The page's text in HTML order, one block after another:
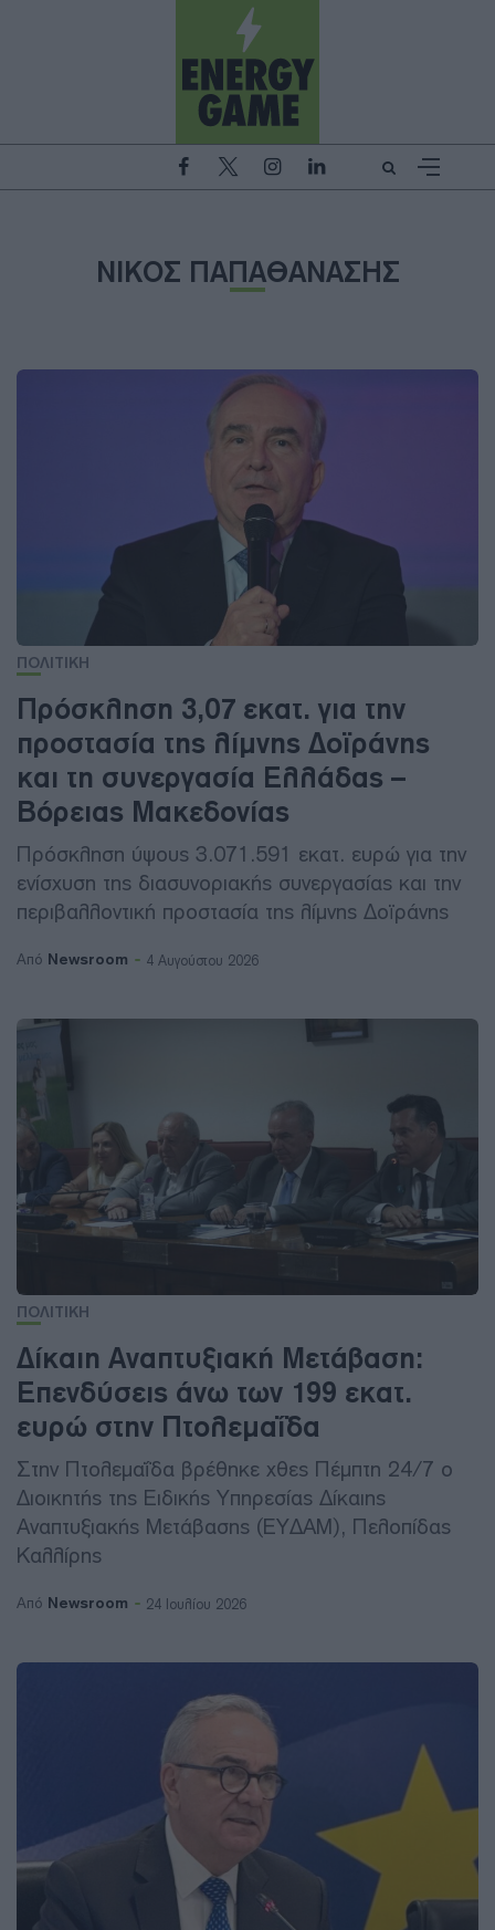
ΝΙΚΟΣ ΠΑΠΑΘΑΝΑΣΗΣ
ΠΟΛΙΤΙΚΗ
Πρόσκληση 3,07 εκατ. για την
προστασία της λίμνης Δοϊράνης
και τη συνεργασία Ελλάδας –
Βόρειας Μακεδονίας
Πρόσκληση ύψους 3.071.591 εκατ. ευρώ για την
ενίσχυση της διασυνοριακής συνεργασίας και την
περιβαλλοντική προστασία της λίμνης Δοϊράνης
Από Newsroom 4 Αυγούστου 2026
ΠΟΛΙΤΙΚΗ
Δίκαιη Αναπτυξιακή Μετάβαση:
Επενδύσεις άνω των 199 εκατ.
ευρώ στην Πτολεμαΐδα
Στην Πτολεμαΐδα βρέθηκε χθες Πέμπτη 24/7 ο
Διοικητής της Ειδικής Υπηρεσίας Δίκαιης
Αναπτυξιακής Μετάβασης (ΕΥΔΑΜ), Πελοπίδας
Καλλίρης
Από Newsroom 24 Ιουλίου 2026